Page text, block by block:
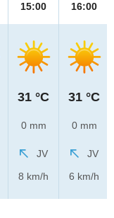
15:00
31 °C
0 mm
JV
8 km/h
16:00
31 °C
0 mm
JV
6 km/h